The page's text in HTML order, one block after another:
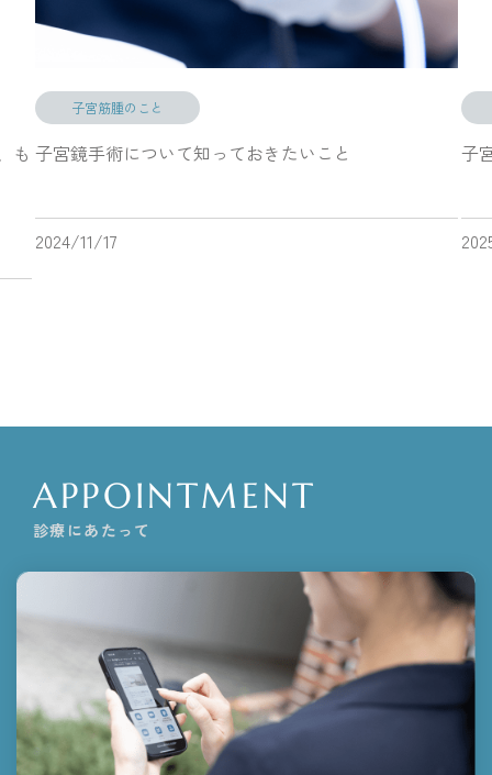
も
子宮筋腫のこと
子宮鏡手術について知っておきたいこと
2024/11/17
子
APPOINTMENT
診療にあたって